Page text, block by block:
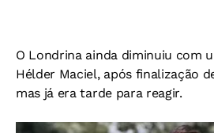
O Londrina ainda diminuiu com
Hélder Maciel, após finalização
mas já era tarde para reagir.